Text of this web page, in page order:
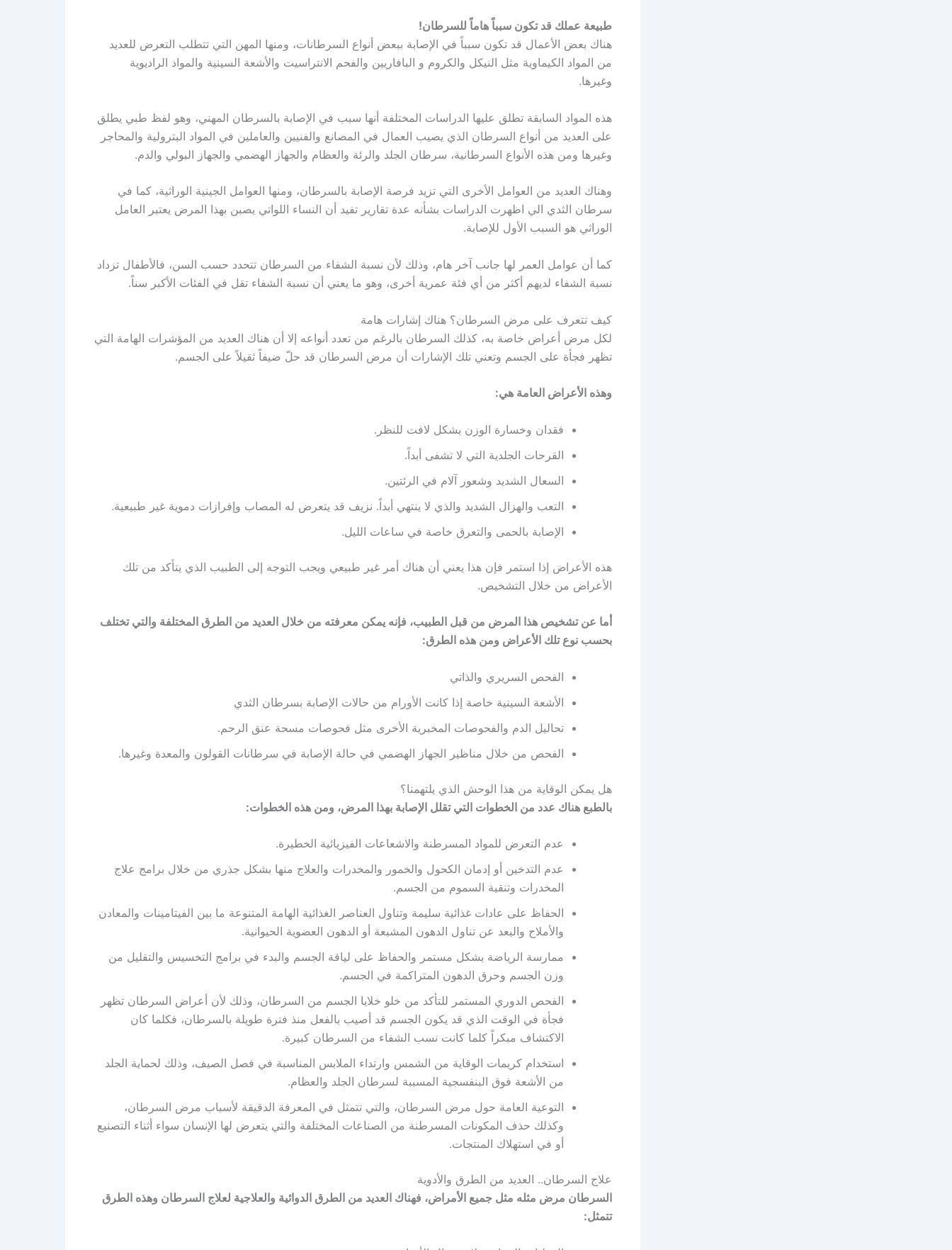
طبيعة عملك قد تكون سبباً هاماً للسرطان!
هناك بعض الأعمال قد تكون سبباً في الإصابة ببعض أنواع السرطانات، ومنها المهن التي تتطلب التعرض للعديد
من المواد الكيماوية مثل النيكل والكروم و البافاريين والفحم الانتراسيت والأشعة السينية والمواد الراديوية
وغيرها.
هذه المواد السابقة تطلق عليها الدراسات المختلفة أنها سبب في الإصابة بالسرطان المهني، وهو لفظ طبي يطلق
على العديد من أنواع السرطان الذي يصيب العمال في المصانع والفنيين والعاملين في المواد البترولية والمحاجر
وغيرها ومن هذه الأنواع السرطانية، سرطان الجلد والرئة والعظام والجهاز الهضمي والجهاز البولي والدم.
وهناك العديد من العوامل الأخرى التي تزيد فرصة الإصابة بالسرطان، ومنها العوامل الجينية الوراثية، كما في
سرطان الثدي الي اظهرت الدراسات بشأنه عدة تقارير تفيد أن النساء اللواتي يصبن بهذا المرض يعتبر العامل
الوراثي هو السبب الأول للإصابة.
كما أن عوامل العمر لها جانب آخر هام، وذلك لأن نسبة الشفاء من السرطان تتحدد حسب السن، فالأطفال تزداد
نسبة الشفاء لديهم أكثر من أي فئة عمرية أخرى، وهو ما يعني أن نسبة الشفاء تقل في الفئات الأكبر سناً.
كيف تتعرف على مرض السرطان؟ هناك إشارات هامة
لكل مرض أعراض خاصة به، كذلك السرطان بالرغم من تعدد أنواعه إلا أن هناك العديد من المؤشرات الهامة التي
تظهر فجأة على الجسم وتعني تلك الإشارات أن مرض السرطان قد حلّ ضيفاً ثقيلاً على الجسم.
وهذه الأعراض العامة هي:
فقدان وخسارة الوزن بشكل لافت للنظر.
القرحات الجلدية التي لا تشفى أبداً.
السعال الشديد وشعور آلام في الرئتين.
التعب والهزال الشديد والذي لا ينتهي أبداً. نزيف قد يتعرض له المصاب وإفرازات دموية غير طبيعية.
الإصابة بالحمى والتعرق خاصة في ساعات الليل.
هذه الأعراض إذا استمر فإن هذا يعني أن هناك أمر غير طبيعي ويجب التوجه إلى الطبيب الذي يتأكد من تلك
الأعراض من خلال التشخيص.
أما عن تشخيص هذا المرض من قبل الطبيب، فإنه يمكن معرفته من خلال العديد من الطرق المختلفة والتي تختلف
بحسب نوع تلك الأعراض ومن هذه الطرق:
الفحص السريري والذاتي
الأشعة السينية خاصة إذا كانت الأورام من حالات الإصابة بسرطان الثدي
تحاليل الدم والفحوصات المخبرية الأخرى مثل فحوصات مسحة عنق الرحم.
الفحص من خلال مناظير الجهاز الهضمي في حالة الإصابة في سرطانات القولون والمعدة وغيرها.
هل يمكن الوقاية من هذا الوحش الذي يلتهمنا؟
بالطبع هناك عدد من الخطوات التي تقلل الإصابة بهذا المرض، ومن هذه الخطوات:
عدم التعرض للمواد المسرطنة والاشعاعات الفيزيائية الخطيرة.
عدم التدخين أو إدمان الكحول والخمور والمخدرات والعلاج منها بشكل جذري من خلال برامج علاج
المخدرات وتنقية السموم من الجسم.
الحفاظ على عادات غذائية سليمة وتناول العناصر الغذائية الهامة المتنوعة ما بين الفيتامينات والمعادن
والأملاح والبعد عن تناول الدهون المشبعة أو الدهون العضوية الحيوانية.
ممارسة الرياضة بشكل مستمر والحفاظ على لياقة الجسم والبدء في برامج التخسيس والتقليل من
وزن الجسم وحرق الدهون المتراكمة في الجسم.
الفحص الدوري المستمر للتأكد من خلو خلايا الجسم من السرطان، وذلك لأن أعراض السرطان تظهر
فجأة في الوقت الذي قد يكون الجسم قد أصيب بالفعل منذ فترة طويلة بالسرطان، فكلما كان
الاكتشاف مبكراً كلما كانت نسب الشفاء من السرطان كبيرة.
استخدام كريمات الوقاية من الشمس وارتداء الملابس المناسبة في فصل الصيف، وذلك لحماية الجلد
من الأشعة فوق البنفسجية المسببة لسرطان الجلد والعظام.
التوعية العامة حول مرض السرطان، والتي تتمثل في المعرفة الدقيقة لأسباب مرض السرطان،
وكذلك حذف المكونات المسرطنة من الصناعات المختلفة والتي يتعرض لها الإنسان سواء أثناء التصنيع
أو في استهلاك المنتجات.
علاج السرطان.. العديد من الطرق والأدوية
السرطان مرض مثله مثل جميع الأمراض، فهناك العديد من الطرق الدوائية والعلاجية لعلاج السرطان وهذه الطرق
تتمثل: